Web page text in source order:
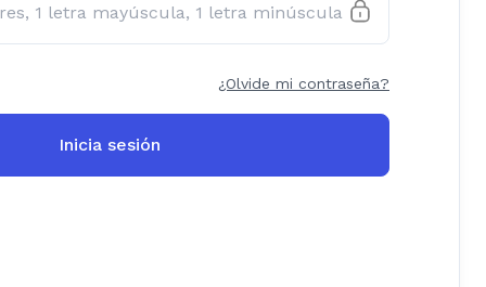
¿Olvide mi contraseña?